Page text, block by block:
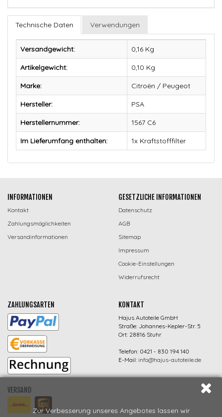
Zur Verbesserung unseres Angebotes lassen wir
Technische Daten Verwendungen
Versandgewicht: 0,16 Kg
Artikelgewicht: 0,10 Kg
Marke: Citroën / Peugeot
Hersteller: PSA
Herstellernummer: 1567 C6
Im Lieferumfang enthalten: 1x Kraftstofffilter
INFORMATIONEN
Kontakt
Zahlungsmöglichkeiten
Versandinformationen
GESETZLICHE INFORMATIONEN
Datenschutz
AGB
Sitemap
Impressum
Cookie-Einstellungen
Widerrufsrecht
ZAHLUNGSARTEN
VERSAND
KONTAKT
Hajus Autoteile GmbH
Straße: Johannes-Kepler-Str. 5
Ort: 28816 Stuhr
Telefon: 0421 - 830 194 140
E-Mail: info@hajus-autoteile.de